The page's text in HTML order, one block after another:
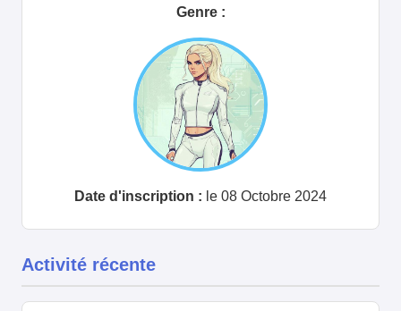
Genre :
Date d'inscription : le 08 Octobre 2024
Activité récente